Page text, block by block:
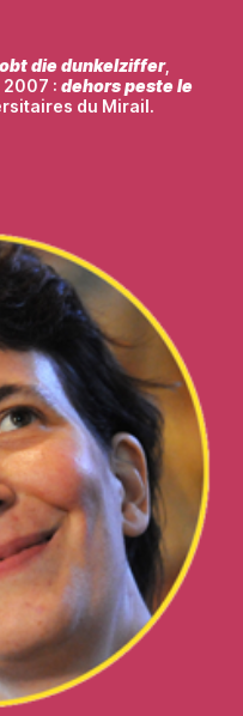
die dunkelziffer,
: dehors peste le
du Mirail.